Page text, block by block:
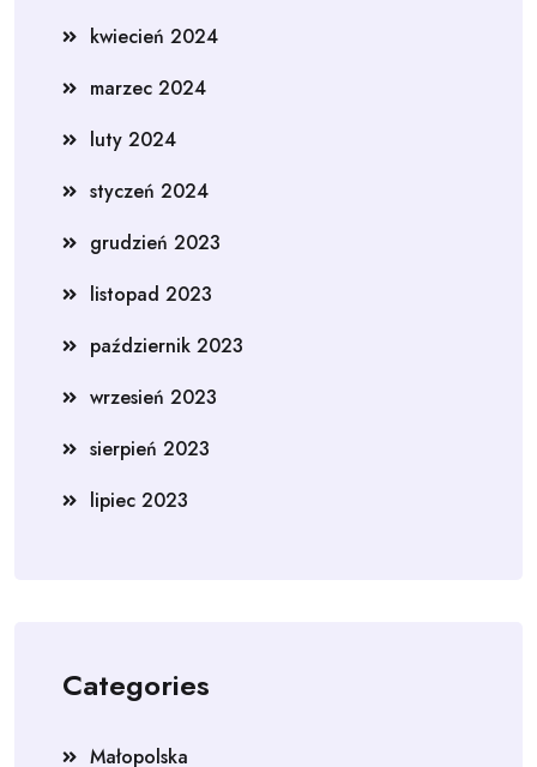
kwiecień 2024
marzec 2024
luty 2024
styczeń 2024
grudzień 2023
listopad 2023
październik 2023
wrzesień 2023
sierpień 2023
lipiec 2023
Categories
Małopolska